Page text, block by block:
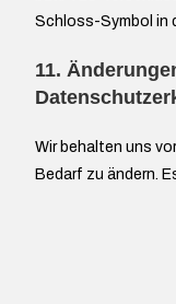
Schloss-Symbol in
11.
Wir behalten uns
Bedarf zu ändern.